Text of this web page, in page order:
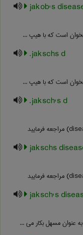
jakob's
است که با هیپ ...
jakschs d.
است که با هیپ ...
jaksch's d.
jakschs
jaksch's
عنوان مسهل بکار می ...